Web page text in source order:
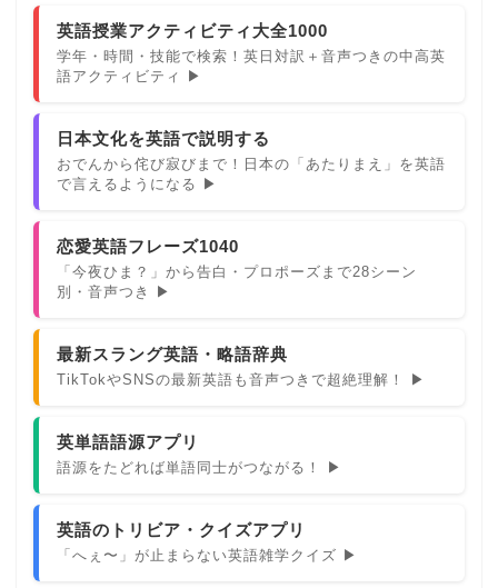
英語授業アクティビティ大全1000
学年・時間・技能で検索！英日対訳＋音声つきの中高英
語アクティビティ ▶
日本文化を英語で説明する
おでんから侘び寂びまで！日本の「あたりまえ」を英語
で言えるようになる ▶
恋愛英語フレーズ1040
「今夜ひま？」から告白・プロポーズまで28シーン
別・音声つき ▶
最新スラング英語・略語辞典
TikTokやSNSの最新英語も音声つきで超絶理解！ ▶
英単語語源アプリ
語源をたどれば単語同士がつながる！ ▶
英語のトリビア・クイズアプリ
「へぇ〜」が止まらない英語雑学クイズ ▶